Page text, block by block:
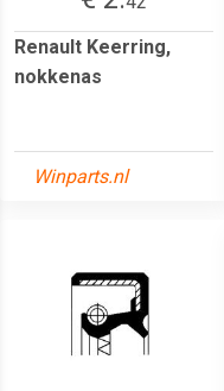
Renault Keerring,
nokkenas
Winparts.nl